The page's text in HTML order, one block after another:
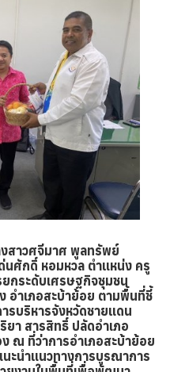
สาวศจีมาศ พูลทรัพย์
นศักดิ์ หอมหวล ตำแหน่ง ครู
กระดับเศรษฐกิจชุมชน
อำเภอสะบ้าย้อย ตามพื้นที่ชี้
รบริหารจังหวัดชายแดน
ยา สารสิทธิ์ ปลัดอำเภอ
ณ ที่ว่าการอำเภอสะบ้าย้อย
ะนำแนวทางการบูรณาการ